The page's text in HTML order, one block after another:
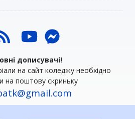
дописувачі!
на сайт коледжу необхідно
на поштову скриньку